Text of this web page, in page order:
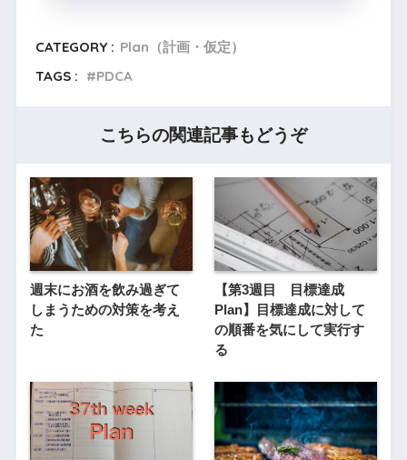
CATEGORY : Plan（計画・仮定）
TAGS :
PDCA
こちらの関連記事もどうぞ
週末にお酒を飲み過ぎて
しまうための対策を考え
た
【第3週目 目標達成
Plan】目標達成に対して
の順番を気にして実行す
る